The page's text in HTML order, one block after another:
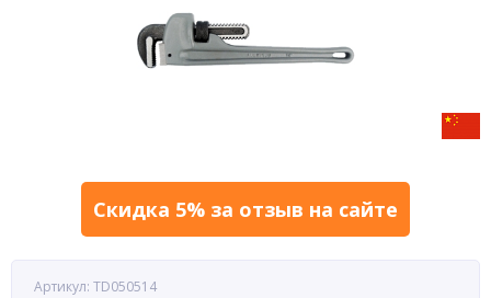
Скидка 5% за отзыв на сайте
Артикул: TD050514